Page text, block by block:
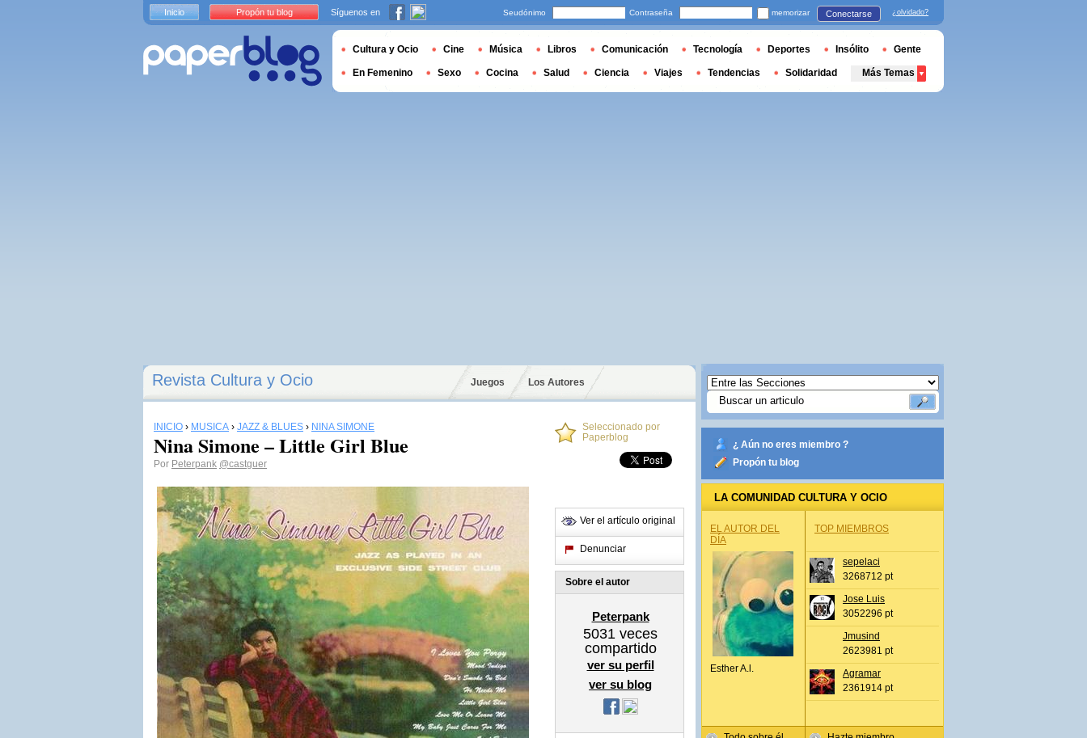
Revista Cultura y Ocio Juegos Los Autores
INICIO › MÚSICA › JAZZ & BLUES › NINA SIMONE
Nina Simone – Little Girl Blue
Por Peterpank @castguer
Seleccionado por
Paperblog
Ver el artículo original
Denunciar
Sobre el autor
Peterpank
5031 veces
compartido
ver su perfil
ver su blog
¿ Aún no eres miembro ?
Propón tu blog
LA COMUNIDAD CULTURA Y OCIO
EL AUTOR DEL
DÍA
Esther A.l.
TOP MIEMBROS
sepelaci
3268712 pt
Jose Luis
3052296 pt
Jmusind
2623981 pt
Agramar
2361914 pt
Inicio Propón tu blog Síguenos en Seudónimo Contraseña memorizar Conectarse ¿olvidado?
Cultura y Ocio Cine Música Libros Comunicación Tecnología Deportes Insólito Gente
En Femenino Sexo Cocina Salud Ciencia Viajes Tendencias Solidaridad Más Temas